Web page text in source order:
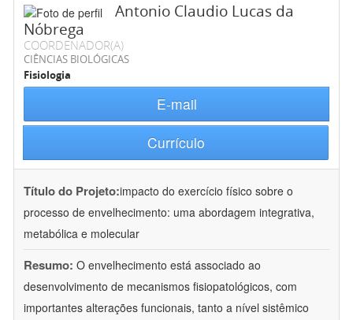
Antonio Claudio Lucas da
Nóbrega
COORDENADOR(A)
CIÊNCIAS BIOLÓGICAS
Fisiologia
E-mail
Currículo
Título do Projeto:impacto do exercício físico sobre o
processo de envelhecimento: uma abordagem integrativa,
metabólica e molecular
Resumo: O envelhecimento está associado ao
desenvolvimento de mecanismos fisiopatológicos, com
importantes alterações funcionais, tanto a nível sistêmico